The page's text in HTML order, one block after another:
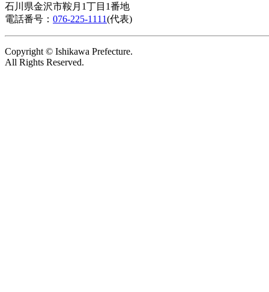
石川県金沢市鞍月1丁目1番地
電話番号： 076-225-1111(代表)
Copyright © Ishikawa Prefecture.
All Rights Reserved.